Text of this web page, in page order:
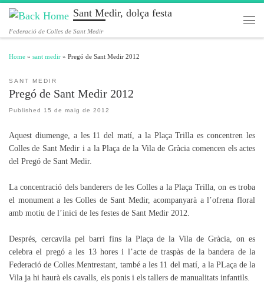
Skip to content Sant Medir, dolça festa
Federació de Colles de Sant Medir
Home » sant medir » Pregó de Sant Medir 2012
SANT MEDIR
Pregó de Sant Medir 2012
Published 15 de maig de 2012
Aquest diumenge, a les 11 del matí, a la Plaça Trilla es concentren les
Colles de Sant Medir i a la Plaça de la Vila de Gràcia comencen els actes
del Pregó de Sant Medir.
La concentració dels banderers de les Colles a la Plaça Trilla, on es troba
el monument a les Colles de Sant Medir, acompanyarà a l’ofrena floral
amb motiu de l’inici de les festes de Sant Medir 2012.
Després, cercavila pel barri fins la Plaça de la Vila de Gràcia, on es
celebra el pregó a les 13 hores i l’acte de traspàs de la bandera de la
Federació de Colles.Mentrestant, també a les 11 del matí, a la PLaça de la
Vila ja hi haurà els cavalls, els ponis i els tallers de manualitats infantils.